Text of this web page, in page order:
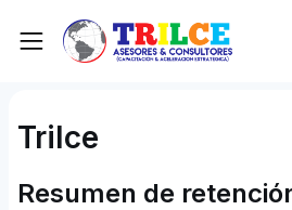
Panel lateral
Trilce
Resumen de